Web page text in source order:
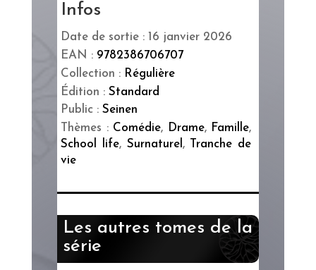
Infos
Date de sortie : 16 janvier 2026
EAN : 9782386706707
Collection : Régulière
Édition :Standard
Public :Seinen
Thèmes : Comédie, Drame, Famille,
School life, Surnaturel ,
Tranche de
vie
Les autres tomes de la
série